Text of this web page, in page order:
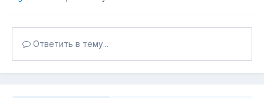
Ответить в тему...